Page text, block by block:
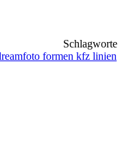
Schlagworte
formen kfz linien